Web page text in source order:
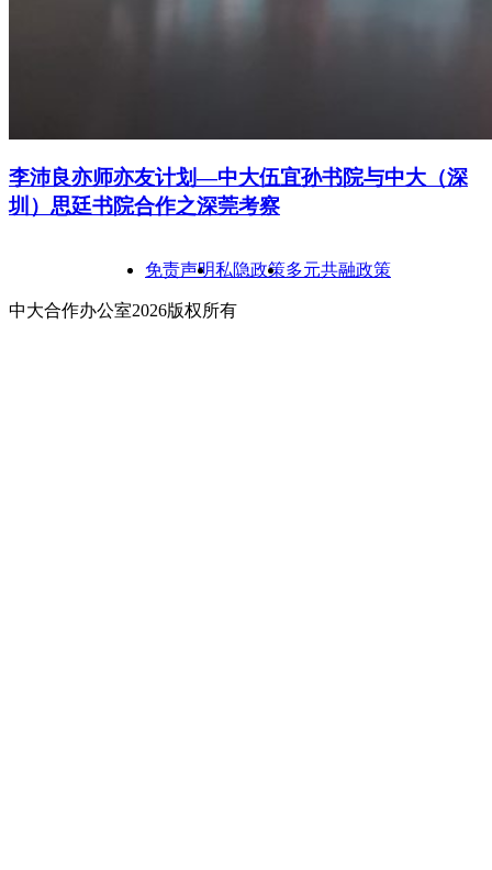
李沛良亦师亦友计划—中大伍宜孙书院与中大（深
圳）思廷书院合作之深莞考察
免责声明私隐政策多元共融政策
中大合作办公室2026版权所有